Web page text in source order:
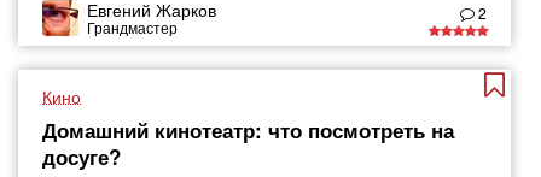
Евгений Жарков
Грандмастер
2
Кино
Домашний кинотеатр: что посмотреть на
досуге?